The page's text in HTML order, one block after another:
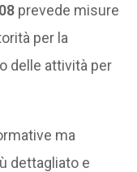
prevede misure
per la
delle attività per
ma
dettagliato e